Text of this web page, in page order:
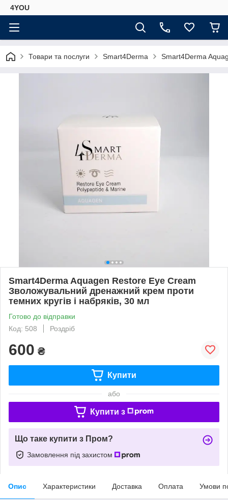
4YOU
Товари та послуги Smart4Derma Smart4Derma
Smart4Derma Aquagen Restore Eye Cream
Зволожувальний дренажний крем проти
темних кругів і набряків, 30 мл
Готово до відправки
Код: 508
Роздріб
600 ₴
Купити
або
Купити з
Що таке купити з Пром?
Замовлення під захистом
Опис Характеристики Доставка Оплата Умови